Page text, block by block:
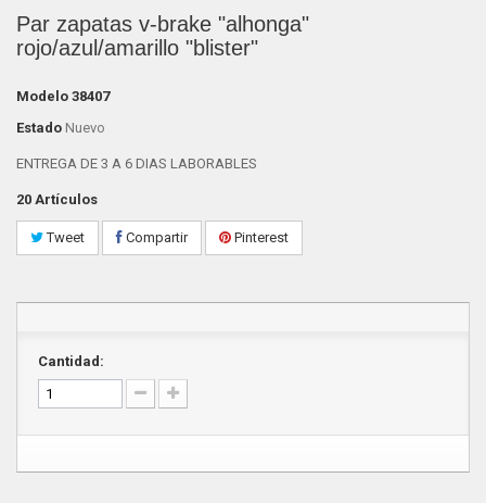
Par zapatas v-brake "alhonga"
rojo/azul/amarillo "blister"
Modelo 38407
Estado Nuevo
ENTREGA DE 3 A 6 DIAS LABORABLES
20 Artículos
Tweet Compartir Pinterest
Cantidad: